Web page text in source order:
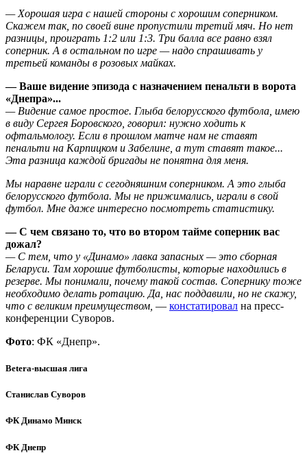
— Хорошая игра с нашей стороны с хорошим соперником.
Скажем так, по своей вине пропустили третий мяч. Но нет
разницы, проиграть 1:2 или 1:3. Три балла все равно взял
соперник. А в остальном по игре — надо спрашивать у
третьей команды в розовых майках.
— Ваше видение эпизода с назначением пенальти в ворота
«Днепра»...
— Видение самое простое. Глыба белорусского футбола, имею
в виду Сергея Боровского, говорил: нужно ходить к
офтальмологу. Если в прошлом матче нам не ставят
пенальти на Карпицком и Забелине, а тут ставят такое...
Эта разница каждой бригады не понятна для меня.
Мы наравне играли с сегодняшним соперником. А это глыба
белорусского футбола. Мы не прижимались, играли в свой
футбол. Мне даже интересно посмотреть статистику.
— С чем связано то, что во втором тайме соперник вас
дожал?
— С тем, что у «Динамо» лавка запасных — это сборная
Беларуси. Там хорошие футболисты, которые находились в
резерве. Мы понимали, почему такой состав. Сопернику тоже
необходимо делать ротацию. Да, нас поддавили, но не скажу,
что с великим преимуществом, — констатировал на пресс-
конференции Суворов.
Фото: ФК «Днепр».
Betera-высшая лига
Станислав Суворов
ФК Динамо Минск
ФК Днепр